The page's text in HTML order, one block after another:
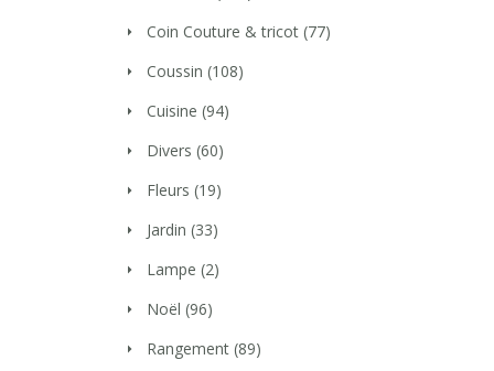
Coin Couture & tricot (77)
Coussin (108)
Cuisine (94)
Divers (60)
Fleurs (19)
Jardin (33)
Lampe (2)
Noël (96)
Rangement (89)